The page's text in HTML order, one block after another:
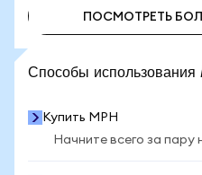
ПОСМОТРЕТЬ
Способы
Купить MPH
Начните всего за пару